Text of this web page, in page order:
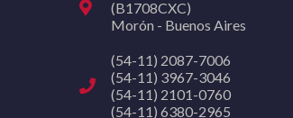
(B1708CXC)
Morón - Buenos Aires
(54-11) 2087-7006
(54-11) 3967-3046
(54-11) 2101-0760
(54-11) 6380-2965